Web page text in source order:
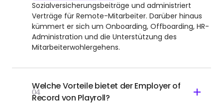
Sozialversicherungsbeiträge und administriert
Verträge für Remote-Mitarbeiter. Darüber hinaus
kümmert er sich um Onboarding, Offboarding, HR-
Administration und die Unterstützung des
Mitarbeiterwohlergehens.
04
Welche Vorteile bietet der Employer of
Record von Playroll?